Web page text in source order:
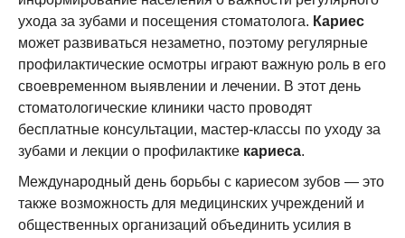
ухода за зубами и посещения стоматолога. Кариес
может развиваться незаметно, поэтому регулярные
профилактические осмотры играют важную роль в его
своевременном выявлении и лечении. В этот день
стоматологические клиники часто проводят
бесплатные консультации, мастер-классы по уходу за
зубами и лекции о профилактике кариеса.
Международный день борьбы с кариесом зубов — это
также возможность для медицинских учреждений и
общественных организаций объединить усилия в